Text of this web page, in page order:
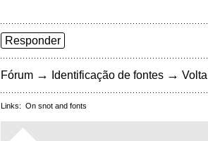
Responder
Fórum → Identificação de fontes →
Links: On snot and fonts